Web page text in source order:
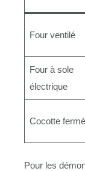
Four ventilé
Four à sole
électrique
Cocotte
Pour les